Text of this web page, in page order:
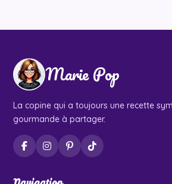
Marie Pop
La copine qui a toujours une recette
gourmande à partager.